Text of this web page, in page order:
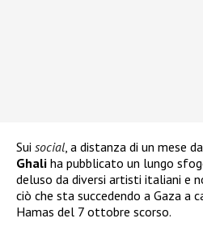
Sui social , a distanza di un mese
Ghali ha pubblicato un lungo
deluso da diversi artisti italiani e
ciò che sta succedendo a Gaza a
Hamas del 7 ottobre scorso.